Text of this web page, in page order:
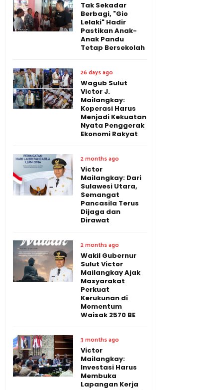
Tak Sekadar
Berbagi, "Gio
Lelaki" Hadir
Pastikan Anak-
Anak Pandu
Tetap Bersekolah
26 days ago
Wagub Sulut
Victor J.
Mailangkay:
Koperasi Harus
Menjadi Kekuatan
Nyata Penggerak
Ekonomi Rakyat
2 months ago
Victor
Mailangkay: Dari
Sulawesi Utara,
Semangat
Pancasila Terus
Dijaga dan
Dirawat
2 months ago
Wakil Gubernur
Sulut Victor
Mailangkay Ajak
Masyarakat
Perkuat
Kerukunan di
Momentum
Waisak 2570 BE
3 months ago
Victor
Mailangkay:
Investasi Harus
Membuka
Lapangan Kerja